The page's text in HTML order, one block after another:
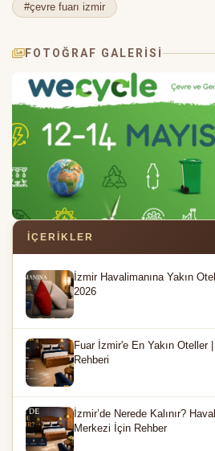
#çevre fuarı izmir
FOTOĞRAF GALERISI
İÇERIKLER
İzmir Havalimanına Yakın
2026
Fuar İzmir'e En Yakın Oteller
Rehberi
İzmir’de Nerede Kalınır?
Merkezi İçin Rehber